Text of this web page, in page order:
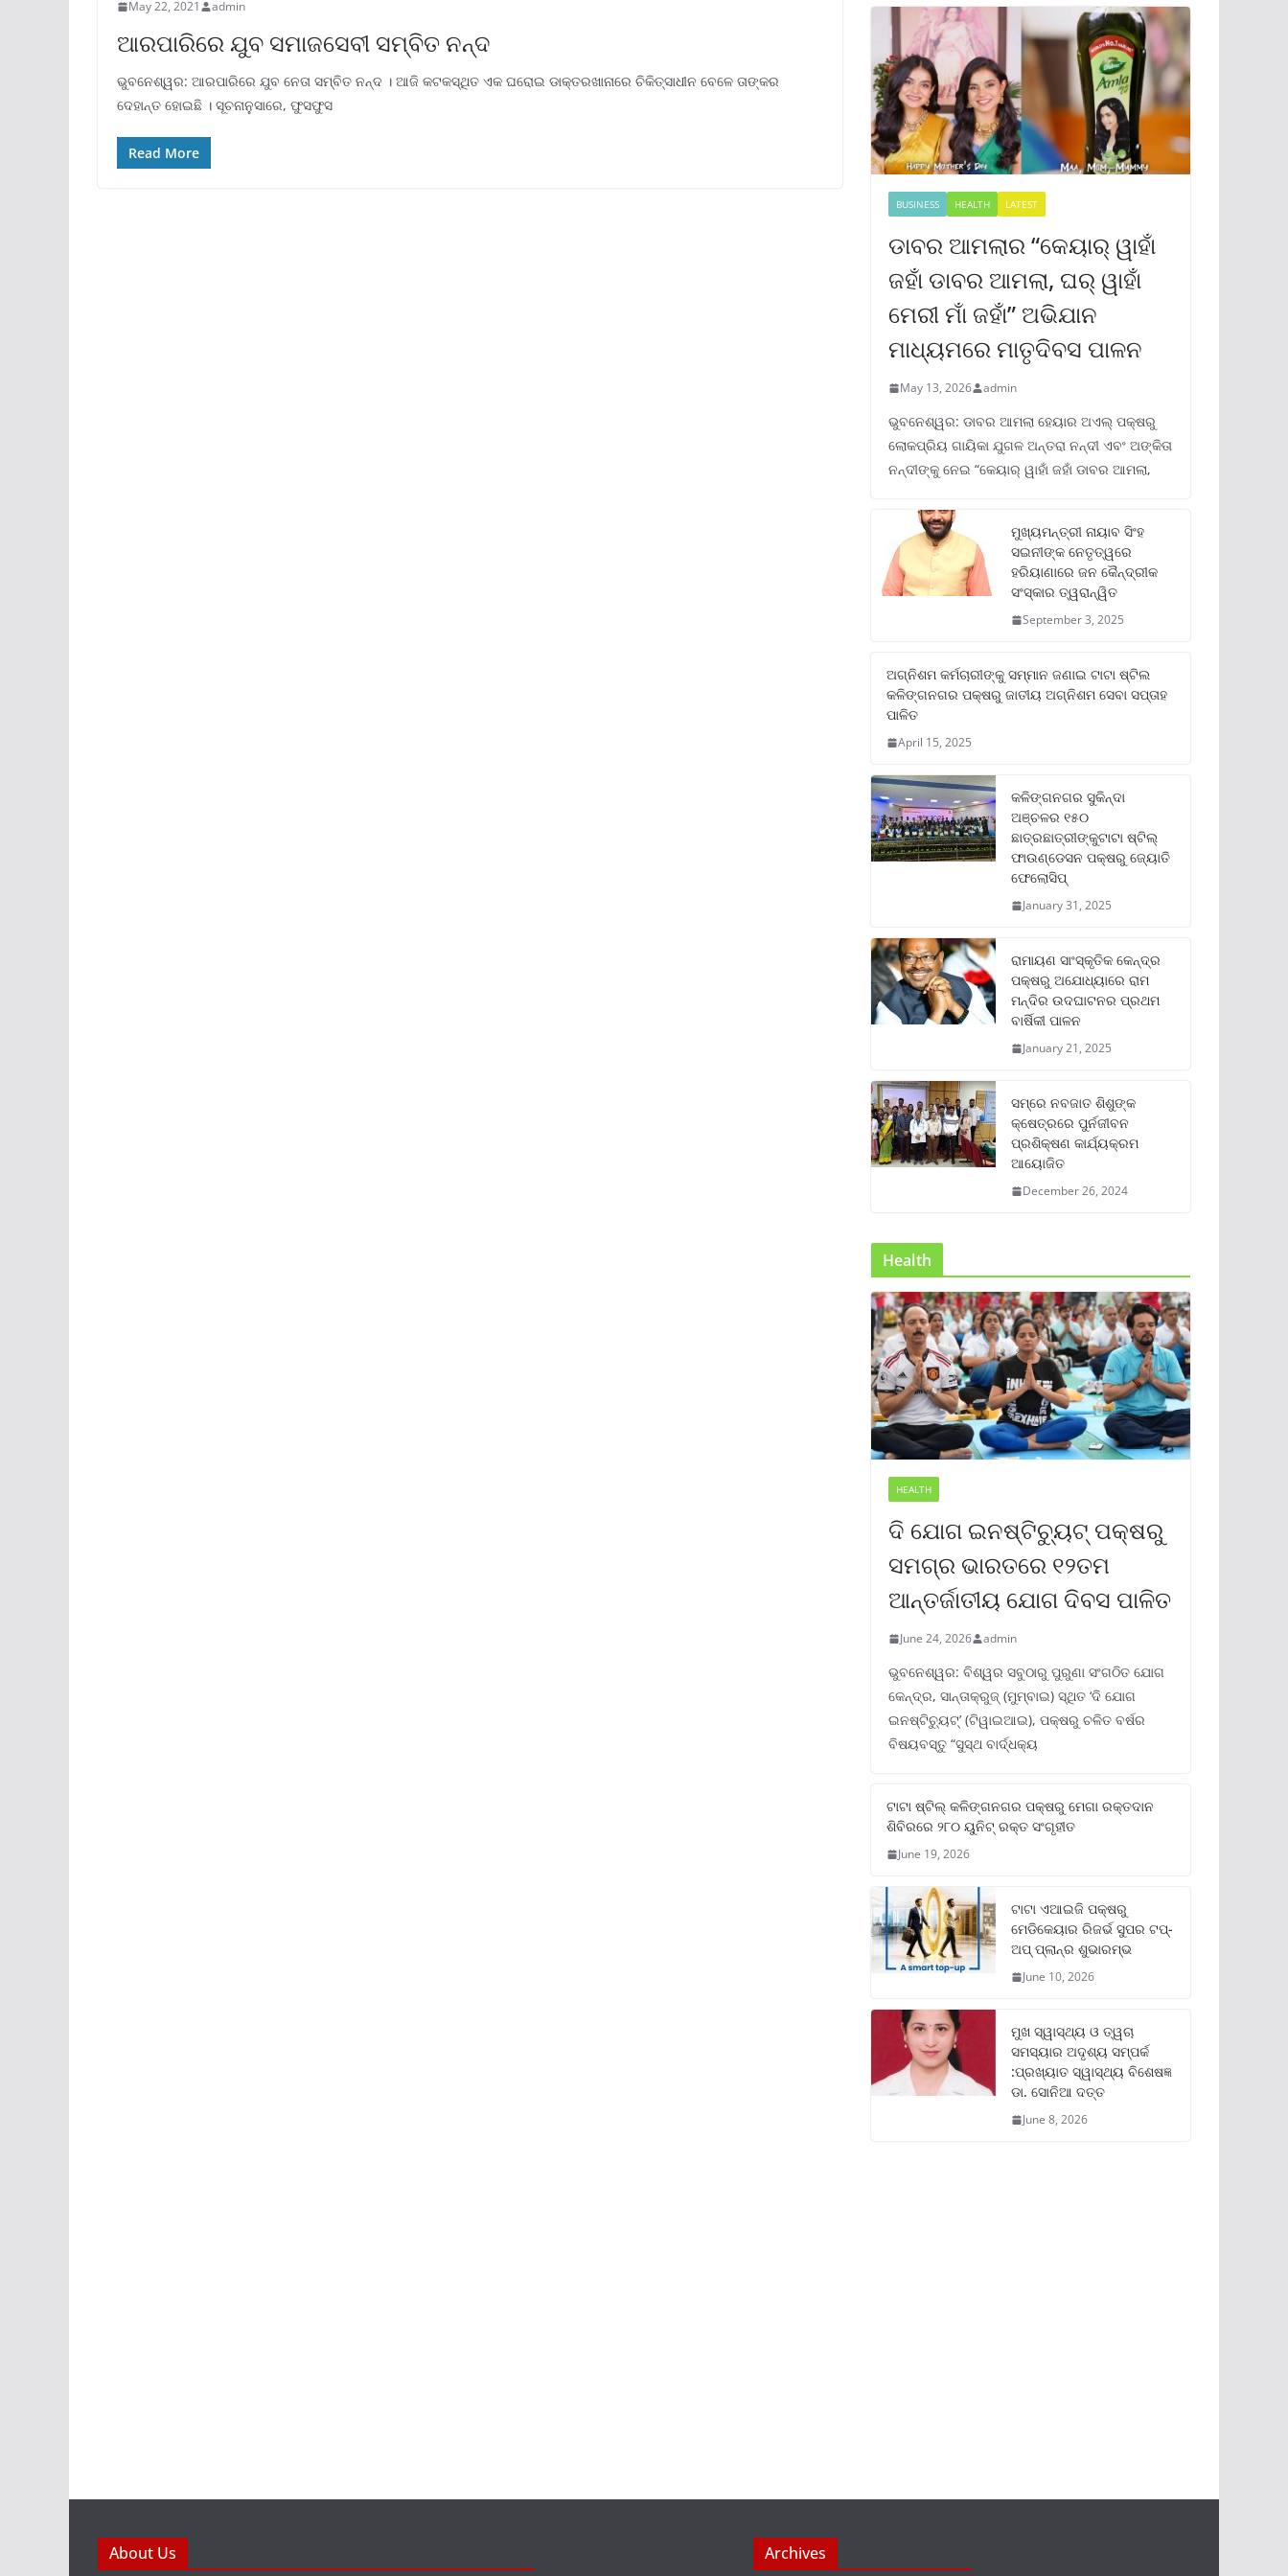
May 22, 2021 admin
ଆରପାରିରେ ଯୁବ ସମାଜସେବୀ ସମ୍ବିତ ନନ୍ଦ
ଭୁବନେଶ୍ୱର: ଆରପାରିରେ ଯୁବ ନେତା ସମ୍ବିତ ନନ୍ଦ । ଆଜି କଟକସ୍ଥିତ ଏକ ଘରୋଇ ଡାକ୍ତରଖାନାରେ ଚିକିତ୍ସାଧୀନ ବେଳେ ତାଙ୍କର
ଦେହାନ୍ତ ହୋଇଛି । ସୂଚନାନୁସାରେ, ଫୁସଫୁସ
Read More
BUSINESS HEALTH LATEST
ଡାବର ଆମଲାର “କେୟାର୍ ୱାହାଁ
ଜହାଁ ଡାବର ଆମଲା, ଘର୍ ୱାହାଁ
ମେରୀ ମାଁ ଜହାଁ” ଅଭିଯାନ
ମାଧ୍ୟମରେ ମାତୃଦିବସ ପାଳନ
May 13, 2026 admin
ଭୁବନେଶ୍ୱର: ଡାବର ଆମଲା ହେୟାର ଅଏଲ୍ ପକ୍ଷରୁ
ଲୋକପ୍ରିୟ ଗାୟିକା ଯୁଗଳ ଅନ୍ତରା ନନ୍ଦୀ ଏବଂ ଅଙ୍କିତା
ନନ୍ଦୀଙ୍କୁ ନେଇ “କେୟାର୍ ୱାହାଁ ଜହାଁ ଡାବର ଆମଲା,
ମୁଖ୍ୟମନ୍ତ୍ରୀ ନାୟାବ ସିଂହ
ସଇନୀଙ୍କ ନେତୃତ୍ୱରେ
ହରିୟାଣାରେ ଜନ କୈନ୍ଦ୍ରୀକ
ସଂସ୍କାର ତ୍ୱରାନ୍ୱିତ
September 3, 2025
ଅଗ୍ନିଶମ କର୍ମଚାରୀଙ୍କୁ ସମ୍ମାନ ଜଣାଇ ଟାଟା ଷ୍ଟିଲ
କଳିଙ୍ଗନଗର ପକ୍ଷରୁ ଜାତୀୟ ଅଗ୍ନିଶମ ସେବା ସପ୍ତାହ
ପାଳିତ
April 15, 2025
କଳିଙ୍ଗନଗର ସୁକିନ୍ଦା
ଅଞ୍ଚଳର ୧୫୦
ଛାତ୍ରଛାତ୍ରୀଙ୍କୁଟାଟା ଷ୍ଟିଲ୍
ଫାଉଣ୍ଡେସନ ପକ୍ଷରୁ ଜ୍ୟୋତି
ଫେଲୋସିପ୍‌
January 31, 2025
ରାମାୟଣ ସାଂସ୍କୃତିକ କେନ୍ଦ୍ର
ପକ୍ଷରୁ ଅଯୋଧ୍ୟାରେ ରାମ
ମନ୍ଦିର ଉଦଘାଟନର ପ୍ରଥମ
ବାର୍ଷିକୀ ପାଳନ
January 21, 2025
ସମ୍‌ରେ ନବଜାତ ଶିଶୁଙ୍କ
କ୍ଷେତ୍ରରେ ପୁର୍ନଜୀବନ
ପ୍ରଶିକ୍ଷଣ କାର୍ଯ୍ୟକ୍ରମ
ଆୟୋଜିତ
December 26, 2024
Health
HEALTH
ଦି ଯୋଗ ଇନଷ୍ଟିଚ୍ୟୁଟ୍ ପକ୍ଷରୁ
ସମଗ୍ର ଭାରତରେ ୧୨ତମ
ଆନ୍ତର୍ଜାତୀୟ ଯୋଗ ଦିବସ ପାଳିତ
June 24, 2026 admin
ଭୁବନେଶ୍ୱର: ବିଶ୍ୱର ସବୁଠାରୁ ପୁରୁଣା ସଂଗଠିତ ଯୋଗ
କେନ୍ଦ୍ର, ସାନ୍ତାକ୍ରୁଜ୍ (ମୁମ୍ବାଇ) ସ୍ଥିତ ‘ଦି ଯୋଗ
ଇନଷ୍ଟିଚ୍ୟୁଟ୍‌’ (ଟିୱାଇଆଇ), ପକ୍ଷରୁ ଚଳିତ ବର୍ଷର
ବିଷୟବସ୍ତୁ “ସୁସ୍ଥ ବାର୍ଦ୍ଧକ୍ୟ
ଟାଟା ଷ୍ଟିଲ୍‌ କଳିଙ୍ଗନଗର ପକ୍ଷରୁ ମେଗା ରକ୍ତଦାନ
ଶିବିରରେ ୨୮୦ ୟୁନିଟ୍‌ ରକ୍ତ ସଂଗୃହୀତ
June 19, 2026
ଟାଟା ଏଆଇଜି ପକ୍ଷରୁ
ମେଡିକେୟାର ରିଜର୍ଭ ସୁପର ଟପ୍‌-
ଅପ୍ ପ୍ଲାନ୍‌ର ଶୁଭାରମ୍ଭ
June 10, 2026
ମୁଖ ସ୍ୱାସ୍ଥ୍ୟ ଓ ତ୍ୱଚା
ସମସ୍ୟାର ଅଦୃଶ୍ୟ ସମ୍ପର୍କ
:ପ୍ରଖ୍ୟାତ ସ୍ୱାସ୍ଥ୍ୟ ବିଶେଷଜ୍ଞ
ଡା. ସୋନିଆ ଦତ୍ତ
June 8, 2026
About Us Archives